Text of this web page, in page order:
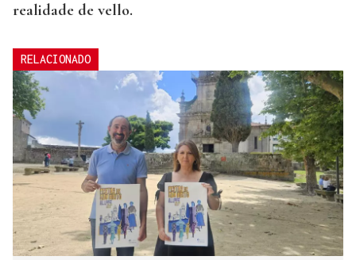
realidade de vello.
RELACIONADO